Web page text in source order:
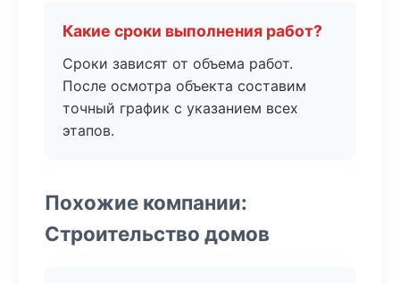
Какие сроки выполнения работ?
Сроки зависят от объема работ.
После осмотра объекта составим
точный график с указанием всех
этапов.
Похожие компании:
Строительство домов